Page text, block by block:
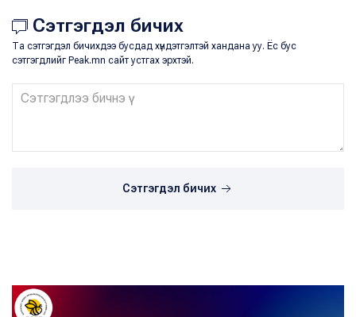
Сэтгэгдэл бичих
Та сэтгэгдэл бичихдээ бусдад хүндэтгэлтэй хандана уу. Ёс бус
сэтгэгдлийг Peak.mn сайт устгах эрхтэй.
Сэтгэгдэл бичих